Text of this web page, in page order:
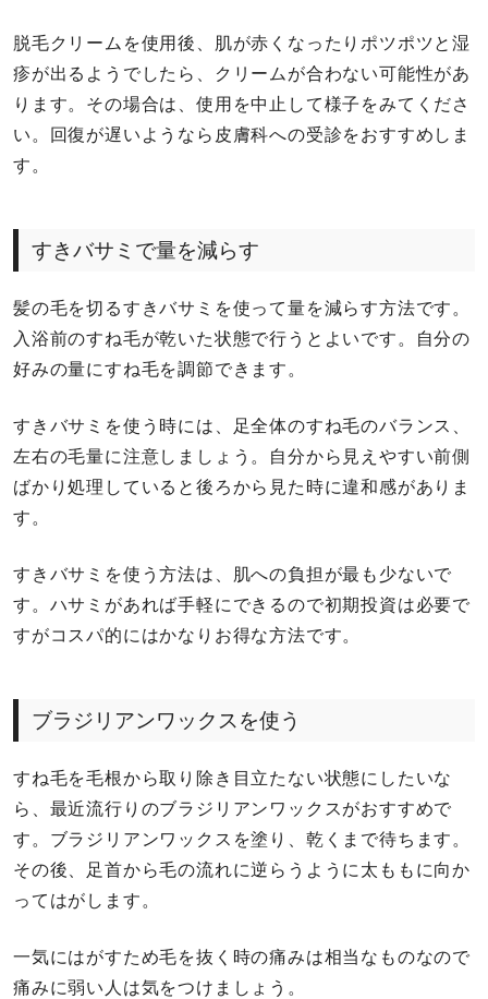
脱毛クリームを使用後、肌が赤くなったりポツポツと湿
疹が出るようでしたら、クリームが合わない可能性があ
ります。その場合は、使用を中止して様子をみてくださ
い。回復が遅いようなら皮膚科への受診をおすすめしま
す。
すきバサミで量を減らす
髪の毛を切るすきバサミを使って量を減らす方法です。
入浴前のすね毛が乾いた状態で行うとよいです。自分の
好みの量にすね毛を調節できます。
すきバサミを使う時には、足全体のすね毛のバランス、
左右の毛量に注意しましょう。自分から見えやすい前側
ばかり処理していると後ろから見た時に違和感がありま
す。
すきバサミを使う方法は、肌への負担が最も少ないで
す。ハサミがあれば手軽にできるので初期投資は必要で
すがコスパ的にはかなりお得な方法です。
ブラジリアンワックスを使う
すね毛を毛根から取り除き目立たない状態にしたいな
ら、最近流行りのブラジリアンワックスがおすすめで
す。ブラジリアンワックスを塗り、乾くまで待ちます。
その後、足首から毛の流れに逆らうように太ももに向か
ってはがします。
一気にはがすため毛を抜く時の痛みは相当なものなので
痛みに弱い人は気をつけましょう。